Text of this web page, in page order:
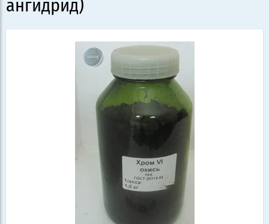
ангидрид)